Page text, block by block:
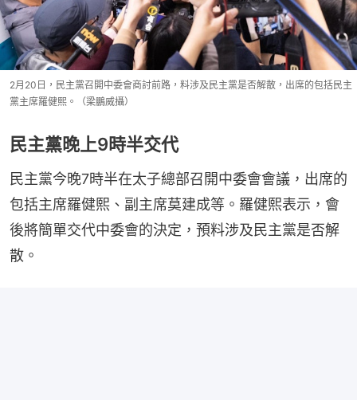
2月20日，民主黨召開中委會商討前路，料涉及民主黨是否解散，出席的包括民主
黨主席羅健熙。（梁鵬威攝）
民主黨晚上9時半交代
民主黨今晚7時半在太子總部召開中委會會議，出席的
包括主席羅健熙、副主席莫建成等。羅健熙表示，會
後將簡單交代中委會的決定，預料涉及民主黨是否解
散。